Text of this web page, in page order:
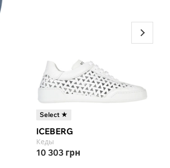
Select ★
ICEBERG
Кеды
10 303 грн